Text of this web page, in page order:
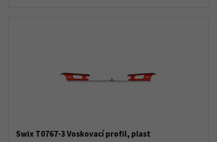
Swix T0767-3 Voskovací profil, plast